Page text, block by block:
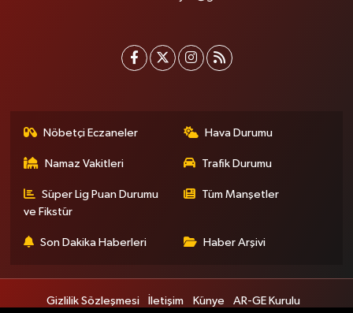
Nöbetçi Eczaneler Hava Durumu
Namaz Vakitleri Trafik Durumu
Süper Lig Puan Durumu
ve Fikstür
Tüm Manşetler
Son Dakika Haberleri Haber Arşivi
Gizlilik Sözleşmesi İletişim Künye
AR-GE Kurulu